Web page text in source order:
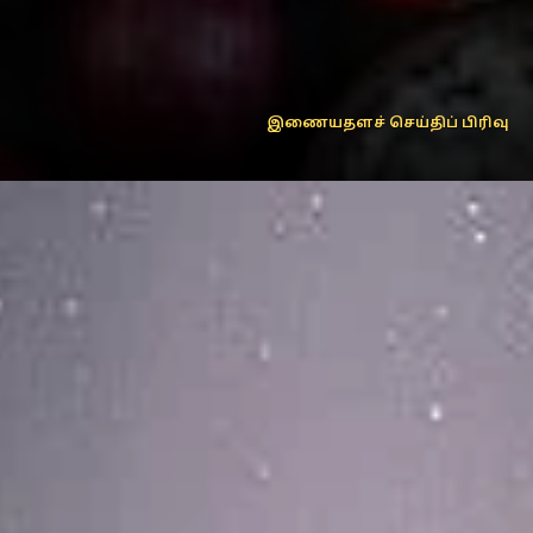
இணையதளச் செய்திப் பிரிவு